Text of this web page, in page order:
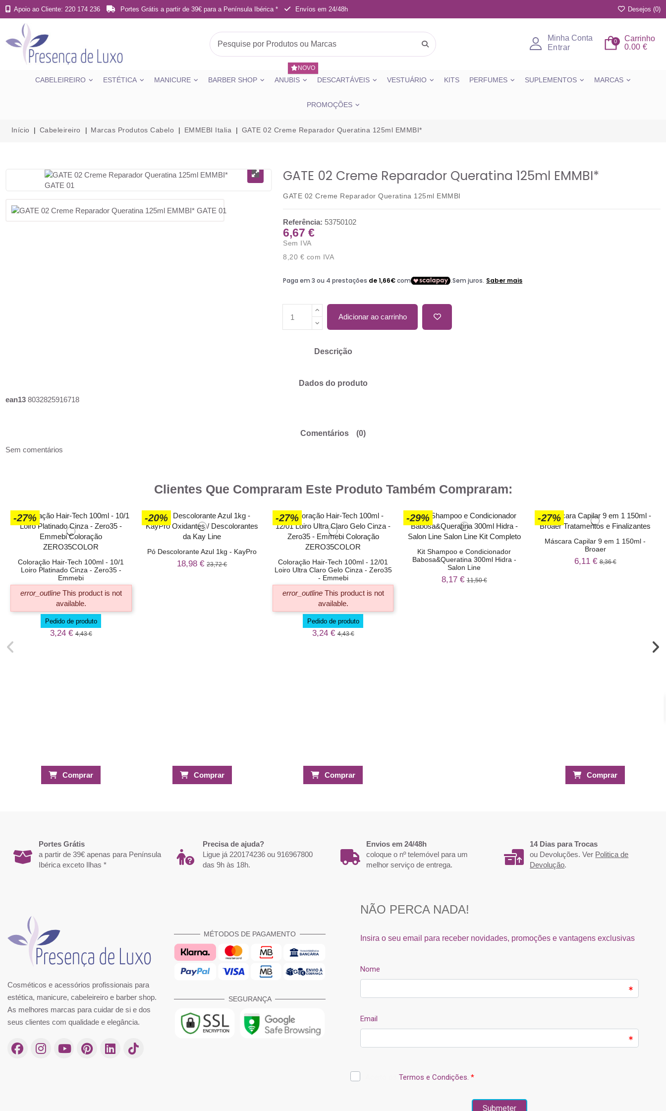
Apoio ao Cliente: 220 174 236 Portes Grátis a partir de 39€ para a Península Ibérica * Envíos em 24/48h Desejos (0)
Minha Conta
Entrar
Carrinho
0
0.00 €
CABELEIREIRO ESTÉTICA MANICURE BARBER SHOP ANUBIS
NOVO
DESCARTÁVEIS VESTUÁRIO KITS PERFUMES SUPLEMENTOS MARCAS
PROMOÇÕES
Início Cabeleireiro Marcas Produtos Cabelo EMMEBI Italia GATE 02 Creme Reparador Queratina 125ml EMMBI*
GATE 02 Creme Reparador Queratina 125ml EMMBI*
GATE 02 Creme Reparador Queratina 125ml EMMBI
Referência: 53750102
6,67 €
Sem IVA
8,20 € com IVA
Adicionar ao carrinho
Descrição
Dados do produto
ean13 8032825916718
Comentários
(0)
Sem comentários
Clientes Que Compraram Este Produto Também Compraram:
-27%
Coloração Hair-Tech 100ml - 10/1
Loiro Platinado Cinza - Zero35 -
Emmebi
error_outline This product is not
available.
Pedido de produto
3,24 € 4,43 €
Comprar
-20%
Pó Descolorante Azul 1kg - KayPro
18,98 €23,72 €
Comprar
-27%
Coloração Hair-Tech 100ml - 12/01
Loiro Ultra Claro Gelo Cinza - Zero35
- Emmebi
error_outline This product is not
available.
Pedido de produto
3,24 €4,43 €
Comprar
-29%
Kit Shampoo e Condicionador
Babosa&Queratina 300ml Hidra -
Salon Line
8,17 €11,50 €
-27%
Máscara Capilar 9 em 1 150ml -
Broaer
6,11 €8,36 €
Comprar
Portes Grátis
a partir de 39€ apenas para Península
Ibérica exceto Ilhas *
Precisa de ajuda?
Ligue já 220174236 ou 916967800
das 9h às 18h.
Envios em 24/48h
coloque o nº telemóvel para um
melhor serviço de entrega.
14 Dias para Trocas
ou Devoluções. Ver Politica de
Devolução.
Cosméticos e acessórios profissionais para
estética, manicure, cabeleireiro e barber shop.
As melhores marcas para cuidar de si e dos
seus clientes com qualidade e elegância.
MÉTODOS DE PAGAMENTO
SEGURANÇA